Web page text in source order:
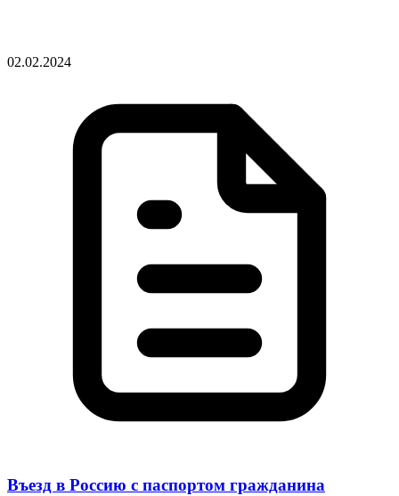
02.02.2024
Въезд в Россию с паспортом гражданина